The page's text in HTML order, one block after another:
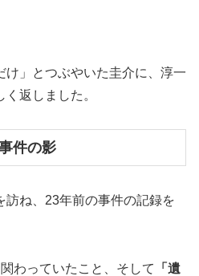
け」とつぶやいた圭介に、淳一
返しました。
件の影
訪ね、23年前の事件の記録を
わっていたこと、そして
「遺